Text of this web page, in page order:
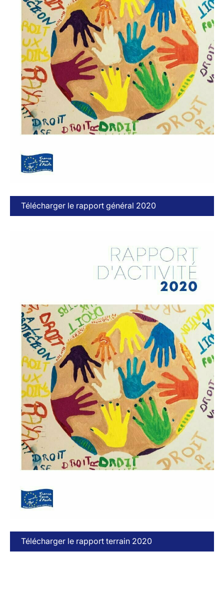
Télécharger le rapport général 2020
Télécharger le rapport terrain 2020